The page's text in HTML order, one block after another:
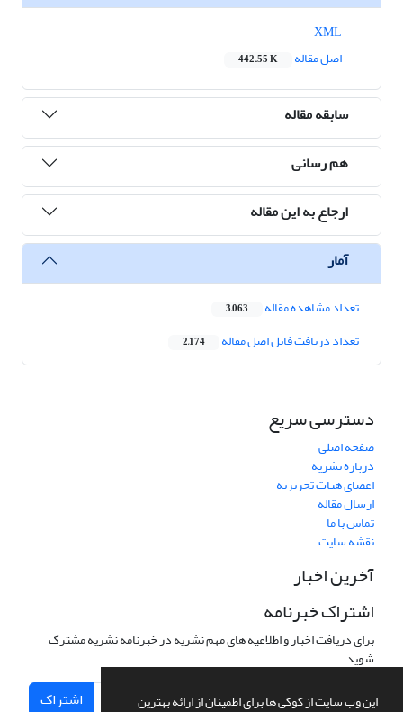
این وب سایت از کوکی ها برای اطمینان از ارائه بهترین
اصل مقاله
442.55 K
سابقه مقاله
هم رسانی
ارجاع به این مقاله
آمار
تعداد مشاهده مقاله 3,063
تعداد دریافت فایل اصل مقاله 2,174
دسترسی سریع
صفحه اصلی
درباره نشریه
اعضای هیات تحریریه
ارسال مقاله
تماس با ما
نقشه سایت
آخرین اخبار
اشتراک خبرنامه
برای دریافت اخبار و اطلاعیه های مهم نشریه در خبرنامه نشریه مشترک
شوید.
اشتراک